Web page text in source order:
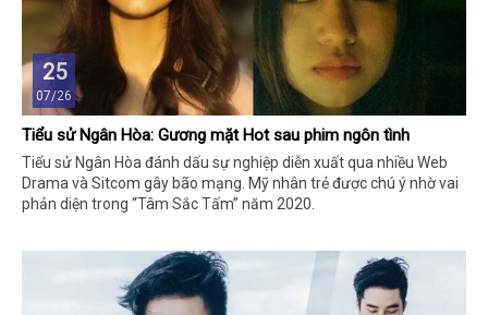
25
07/26
Tiểu sử Ngân Hòa: Gương mặt Hot sau phim ngôn tình
Tiểu sử Ngân Hòa đánh dấu sự nghiệp diễn xuất qua nhiều Web
Drama và Sitcom gây bão mạng. Mỹ nhân trẻ được chú ý nhờ vai
phản diện trong “Tâm Sắc Tấm” năm 2020.